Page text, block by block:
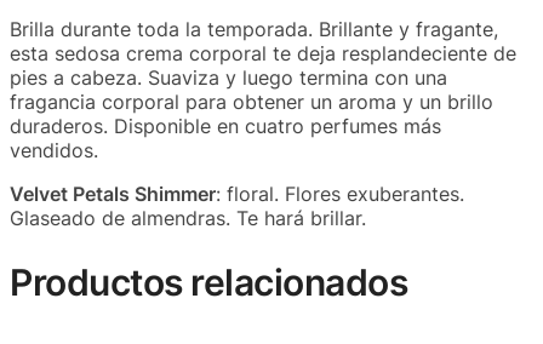
Brilla durante toda la temporada. Brillante y fragante,
esta sedosa crema corporal te deja resplandeciente de
pies a cabeza. Suaviza y luego termina con una
fragancia corporal para obtener un aroma y un brillo
duraderos. Disponible en cuatro perfumes más
vendidos.
Velvet Petals Shimmer: floral. Flores exuberantes.
Glaseado de almendras. Te hará brillar.
Productos relacionados